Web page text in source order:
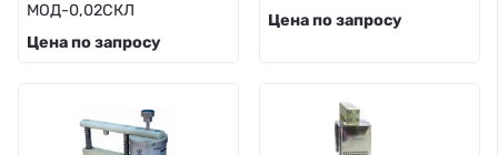
МОД-0,02СКЛ
Цена по запросу
Цена по запросу